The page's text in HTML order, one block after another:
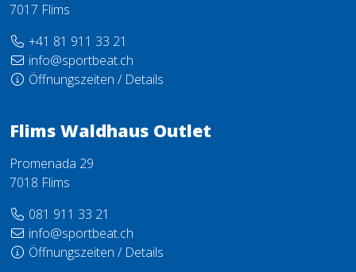
7017 Flims
+41 81 911 33 21
info@sportbeat.ch
Öffnungszeiten / Details
Flims Waldhaus Outlet
Promenada 29
7018 Flims
081 911 33 21
info@sportbeat.ch
Öffnungszeiten / Details